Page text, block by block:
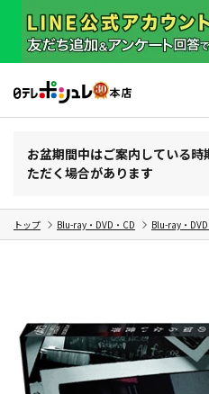
お盆期間中はご案内している
ただく場合があります
トップ Blu-ray・DVD・CD Blu-ray・